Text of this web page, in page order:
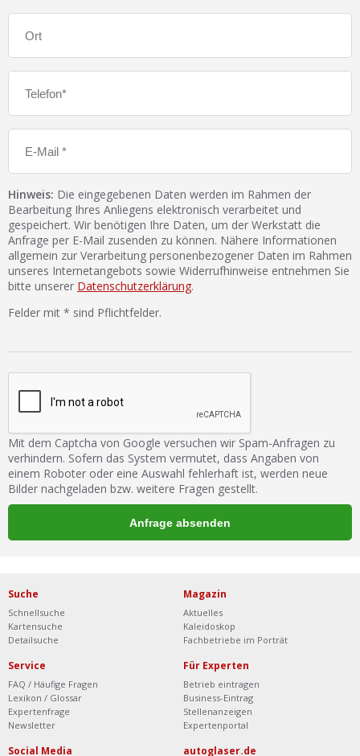
Hinweis: Die eingegebenen Daten werden im Rahmen der
Bearbeitung Ihres Anliegens elektronisch verarbeitet und
gespeichert. Wir benötigen Ihre Daten, um der Werkstatt die
Anfrage per E-Mail zusenden zu können. Nähere Informationen
allgemein zur Verarbeitung personenbezogener Daten im Rahmen
unseres Internetangebots sowie Widerrufhinweise entnehmen Sie
bitte unserer Datenschutzerklärung.
Felder mit * sind Pflichtfelder.
Mit dem Captcha von Google versuchen wir Spam-Anfragen zu
verhindern. Sofern das System vermutet, dass Angaben von
einem Roboter oder eine Auswahl fehlerhaft ist, werden neue
Bilder nachgeladen bzw. weitere Fragen gestellt.
Suche
Schnellsuche
Kartensuche
Detailsuche
Magazin
Aktuelles
Kaleidoskop
Fachbetriebe im Porträt
Service
FAQ / Häufige Fragen
Lexikon / Glossar
Expertenfrage
Newsletter
Für Experten
Betrieb eintragen
Business-Eintrag
Stellenanzeigen
Expertenportal
Social Media autoglaser.de